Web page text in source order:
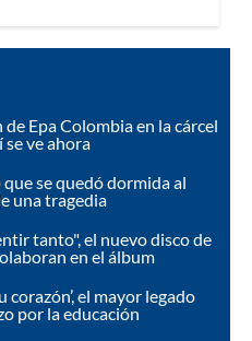
Epa Colombia en la cárcel
se ve ahora
se quedó dormida al
una tragedia
tanto", el nuevo disco de
en el álbum
corazón’, el mayor legado
por la educación